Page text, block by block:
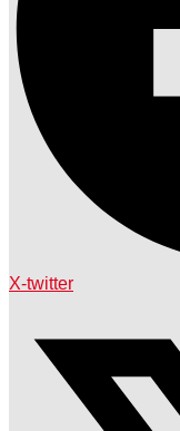
X-twitter